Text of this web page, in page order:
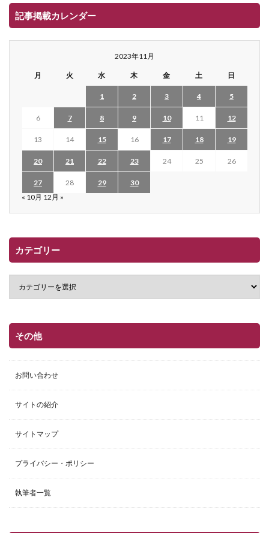
記事掲載カレンダー
2023年11月
月 火 水 木 金 土 日
1 2 3 4 5
6 7 8 9 10 11 12
13 14 15 16 17 18 19
20 21 22 23 24 25 26
27 28 29
30
« 10月 12月 »
カテゴリー
その他
お問い合わせ
サイトの紹介
サイトマップ
プライバシー・ポリシー
執筆者一覧